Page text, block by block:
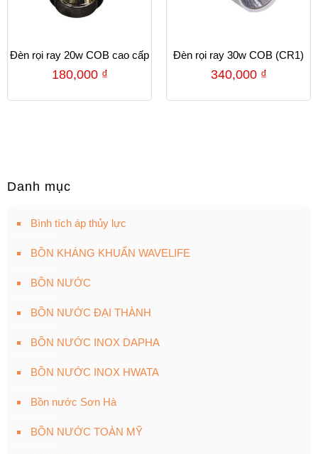
Đèn rọi ray 20w COB cao cấp
180,000 ₫
Đèn rọi ray 30w COB (CR1)
340,000 ₫
Danh mục
Bình tích áp thủy lực
BỒN KHÁNG KHUẨN WAVELIFE
BỒN NƯỚC
BỒN NƯỚC ĐẠI THÀNH
BỒN NƯỚC INOX DAPHA
BỒN NƯỚC INOX HWATA
Bồn nước Sơn Hà
BỒN NƯỚC TOÀN MỸ